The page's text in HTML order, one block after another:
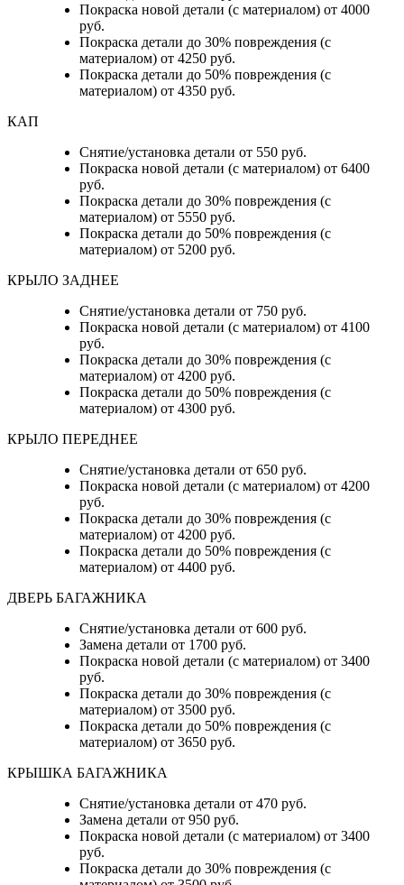
Покраска новой детали (с материалом) от 4000
руб.
Покраска детали до 30% повреждения (с
материалом) от 4250 руб.
Покраска детали до 50% повреждения (с
материалом) от 4350 руб.
КАП
Снятие/установка детали от 550 руб.
Покраска новой детали (с материалом) от 6400
руб.
Покраска детали до 30% повреждения (с
материалом) от 5550 руб.
Покраска детали до 50% повреждения (с
материалом) от 5200 руб.
КРЫЛО ЗАДНЕЕ
Снятие/установка детали от 750 руб.
Покраска новой детали (с материалом) от 4100
руб.
Покраска детали до 30% повреждения (с
материалом) от 4200 руб.
Покраска детали до 50% повреждения (с
материалом) от 4300 руб.
КРЫЛО ПЕРЕДНЕЕ
Снятие/установка детали от 650 руб.
Покраска новой детали (с материалом) от 4200
руб.
Покраска детали до 30% повреждения (с
материалом) от 4200 руб.
Покраска детали до 50% повреждения (с
материалом) от 4400 руб.
ДВЕРЬ БАГАЖНИКА
Снятие/установка детали от 600 руб.
Замена детали от 1700 руб.
Покраска новой детали (с материалом) от 3400
руб.
Покраска детали до 30% повреждения (с
материалом) от 3500 руб.
Покраска детали до 50% повреждения (с
материалом) от 3650 руб.
КРЫШКА БАГАЖНИКА
Снятие/установка детали от 470 руб.
Замена детали от 950 руб.
Покраска новой детали (с материалом) от 3400
руб.
Покраска детали до 30% повреждения (с